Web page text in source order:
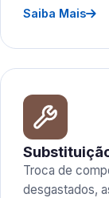
Saiba Mais
Troca de
desgastados,